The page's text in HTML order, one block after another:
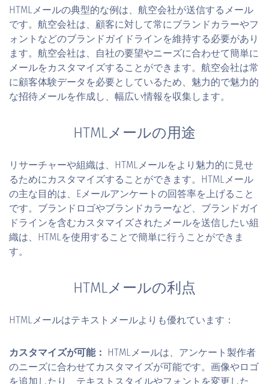
HTMLメールの典型的な例は、航空会社が送信するメール
です。航空会社は、顧客に対して常にブランドカラーやフ
ォントなどのブランドガイドラインを維持する必要があり
ます。航空会社は、自社の要望やニーズに合わせて簡単に
メールをカスタマイズすることができます。航空会社は常
に顧客体験データを必要としているため、魅力的で魅力的
な招待メールを作成し、幅広い情報を収集します。
HTMLメールの用途
リサーチャーや組織は、HTMLメールをより魅力的に見せ
るためにカスタマイズすることができます。HTMLメール
の主な目的は、Eメールアンケートの回答率を上げること
です。ブランドロゴやブランドカラーなど、ブランドガイ
ドラインを含むカスタマイズされたメールを送信したい組
織は、HTMLを使用することで簡単に行うことができま
す。
HTMLメールの利点
HTMLメールはテキストメールよりも優れています：
カスタマイズが可能：
HTMLメールは、アンケート製作者
のニーズに合わせてカスタマイズが可能です。画像やロゴ
を追加したり、テキストスタイルやフォントを変更した